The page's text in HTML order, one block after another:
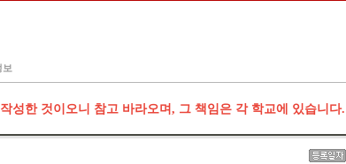
보
성한 것이오니 참고 바라오며, 그 책임은 각 학교에 있습니다.